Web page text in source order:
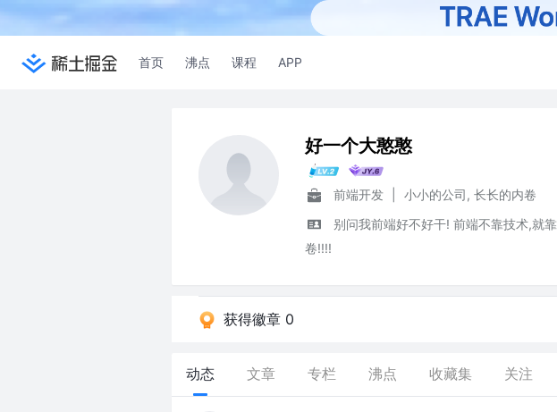
首页 沸点 课程 APP
好一个大憨憨
前端开发
小小的公司, 长长的内卷
别问我前端好不好干! 前端不靠技术,就靠
卷!!!!
获得徽章 0
动态 文章 专栏 沸点 收藏集 关注